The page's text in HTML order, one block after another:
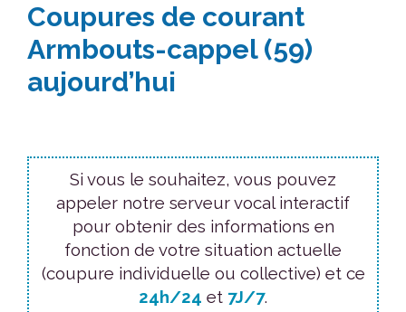
Coupures de courant
Armbouts-cappel (59)
aujourd’hui
Si vous le souhaitez, vous pouvez
appeler notre serveur vocal interactif
pour obtenir des informations en
fonction de votre situation actuelle
(coupure individuelle ou collective) et ce
24h/24 et 7J/7.